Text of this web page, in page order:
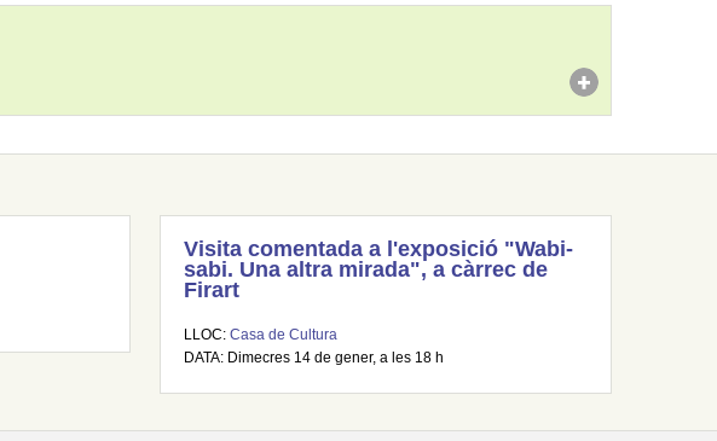
Visita comentada a l'exposició "Wabi-
sabi. Una altra mirada", a càrrec de
Firart
LLOC: Casa de Cultura
DATA: Dimecres 14 de gener, a les 18 h